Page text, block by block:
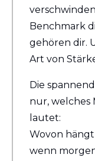
Benchmark
gehören dir.
Art von
Die
nur, welches
lautet:
Wovon
wenn